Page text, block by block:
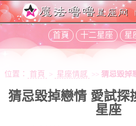
首頁 十二星座 星
位置： 首頁 > 星座情感 >> 猜忌毀掉戀
猜忌毀掉戀情 愛試探
星座